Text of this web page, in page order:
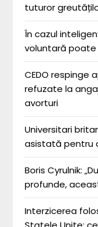
tuturor
În cazul
voluntară poate
CEDO respinge
refuzate la
avorturi
Universitari
asistată pentru
Boris Cyrulnik:
profunde,
Interzicerea